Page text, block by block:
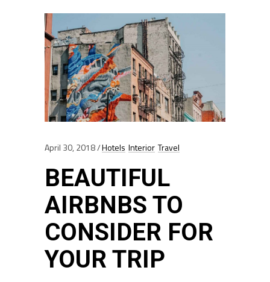
April 30, 2018 Hotels Interior Travel
BEAUTIFUL
AIRBNBS TO
CONSIDER FOR
YOUR TRIP